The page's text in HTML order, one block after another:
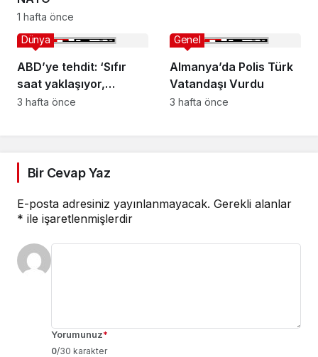
1 hafta önce
ABD’ye tehdit: ‘Sıfır
saat yaklaşıyor,
bekleyin’
Dünya
3 hafta önce
Almanya’da Polis Türk
Vatandaşı Vurdu
Genel
3 hafta önce
Bir Cevap Yaz
E-posta adresiniz yayınlanmayacak. Gerekli alanlar
* ile işaretlenmişlerdir
Yorumunuz*
0/30 karakter